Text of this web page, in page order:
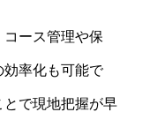
コース管理や保
率化も可能で
で現地把握が早